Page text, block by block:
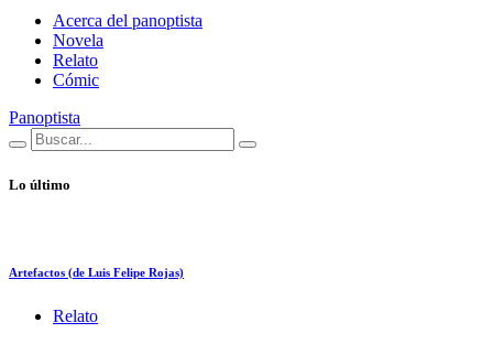
Acerca del panoptista
Novela
Relato
Cómic
Panoptista
Lo último
Artefactos (de Luis Felipe Rojas)
Relato